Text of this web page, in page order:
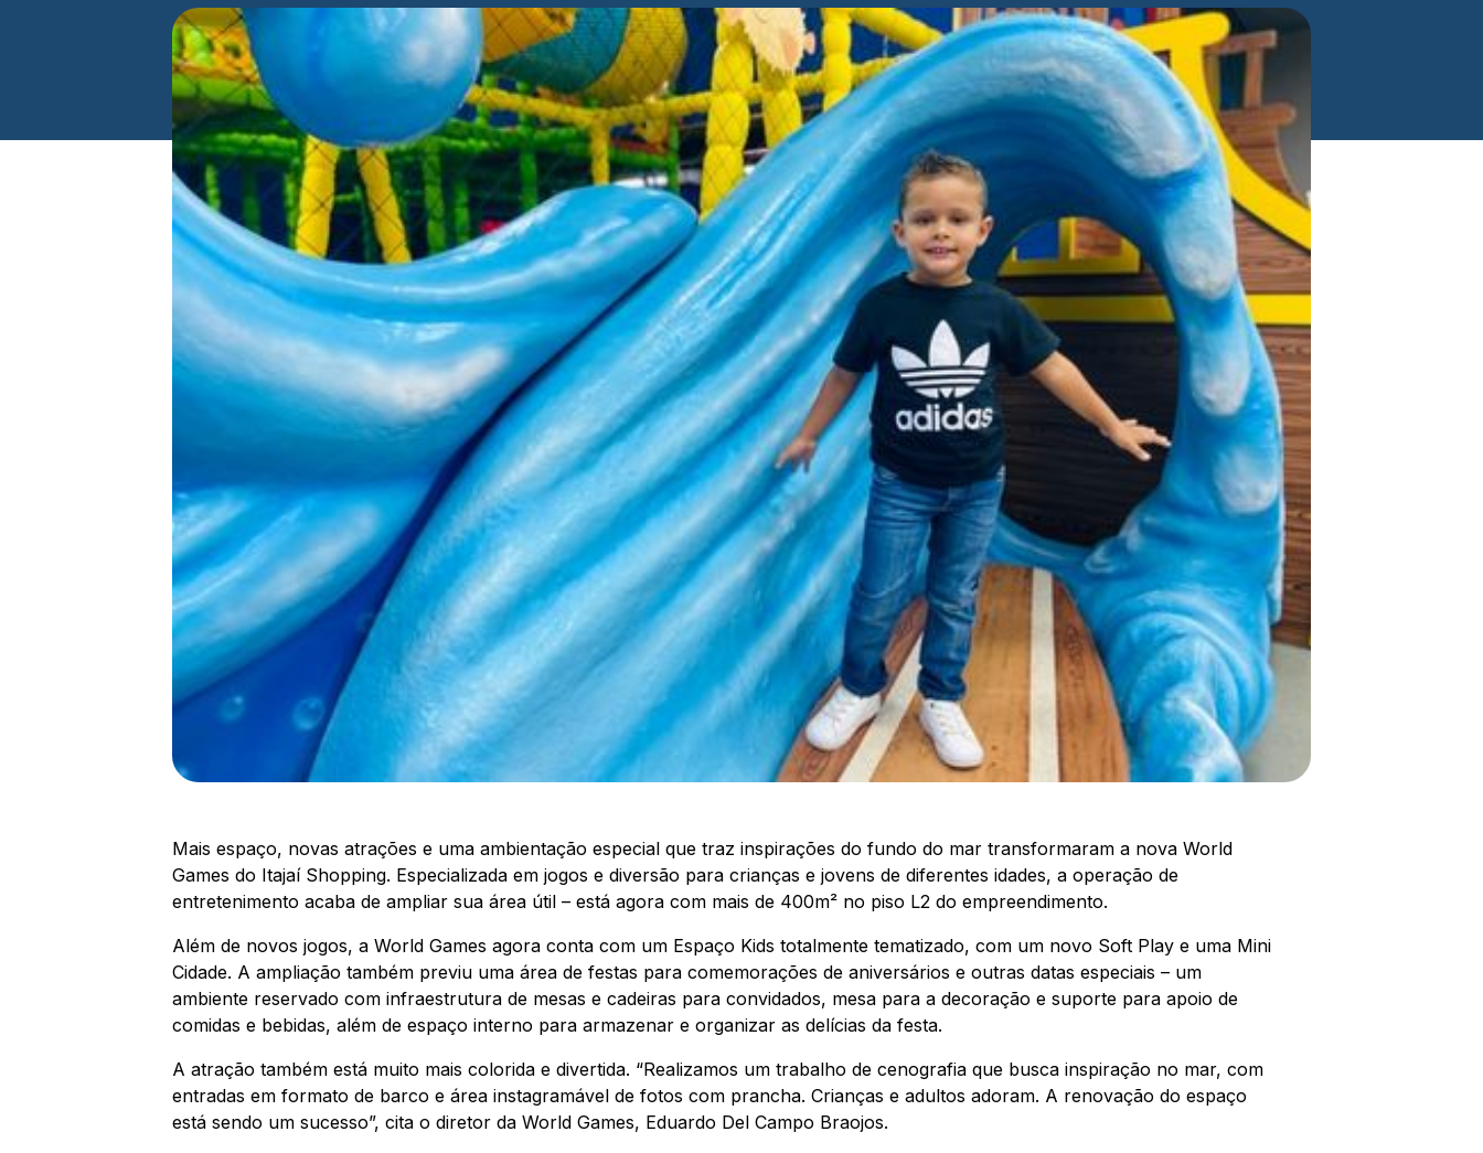
Mais espaço, novas atrações e uma ambientação especial que traz inspirações do fundo do mar transformaram a nova World
Games do Itajaí Shopping. Especializada em jogos e diversão para crianças e jovens de diferentes idades, a operação de
entretenimento acaba de ampliar sua área útil – está agora com mais de 400m² no piso L2 do empreendimento.
Além de novos jogos, a World Games agora conta com um Espaço Kids totalmente tematizado, com um novo Soft Play e uma Mini
Cidade. A ampliação também previu uma área de festas para comemorações de aniversários e outras datas especiais – um
ambiente reservado com infraestrutura de mesas e cadeiras para convidados, mesa para a decoração e suporte para apoio de
comidas e bebidas, além de espaço interno para armazenar e organizar as delícias da festa.
A atração também está muito mais colorida e divertida. “Realizamos um trabalho de cenografia que busca inspiração no mar, com
entradas em formato de barco e área instagramável de fotos com prancha. Crianças e adultos adoram. A renovação do espaço
está sendo um sucesso”, cita o diretor da World Games, Eduardo Del Campo Braojos.